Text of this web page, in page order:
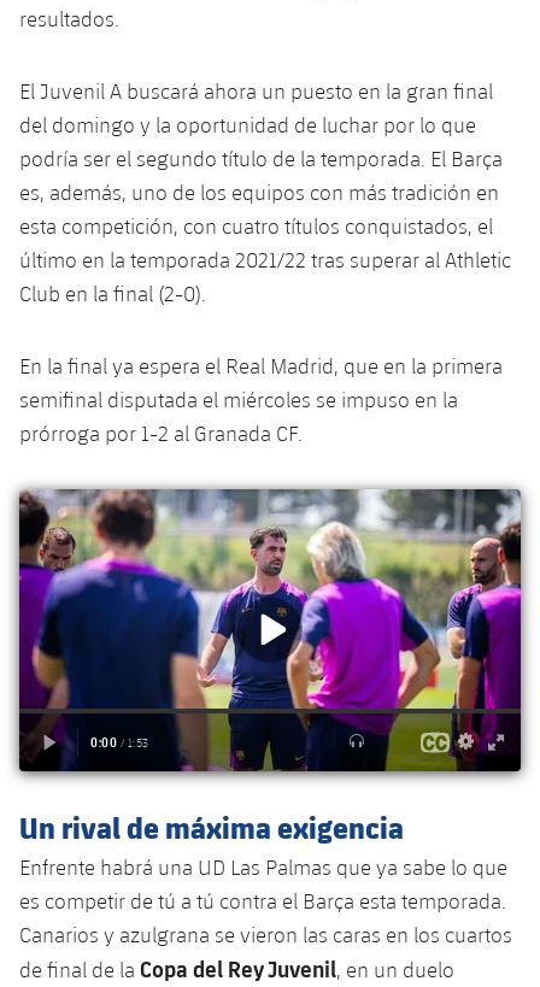
resultados.
El Juvenil A buscará ahora un puesto en la gran final
del domingo y la oportunidad de luchar por lo que
podría ser el segundo título de la temporada. El Barça
es, además, uno de los equipos con más tradición en
esta competición, con cuatro títulos conquistados, el
último en la temporada 2021/22 tras superar al Athletic
Club en la final (2-0).
En la final ya espera el Real Madrid, que en la primera
semifinal disputada el miércoles se impuso en la
prórroga por 1-2 al Granada CF.
Un rival de máxima exigencia
Enfrente habrá una UD Las Palmas que ya sabe lo que
es competir de tú a tú contra el Barça esta temporada.
Canarios y azulgrana se vieron las caras en los cuartos
de final de la Copa del Rey Juvenil, en un duelo